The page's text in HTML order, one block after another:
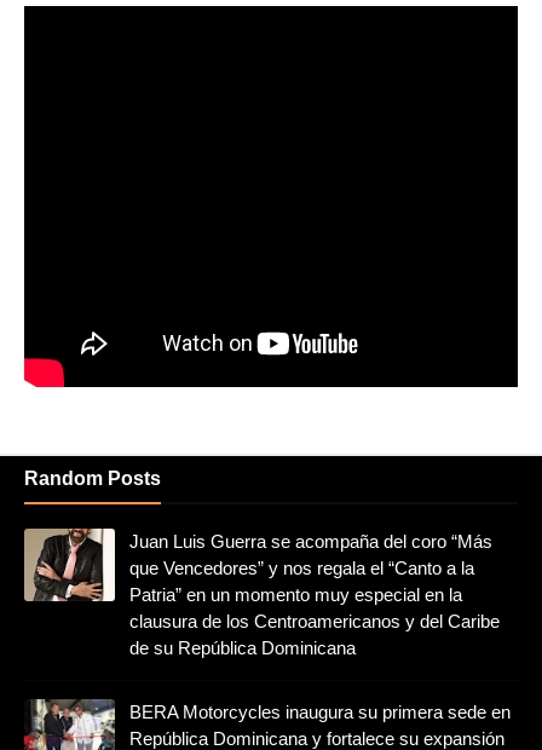
Random Posts
Juan Luis Guerra se acompaña del coro “Más
que Vencedores” y nos regala el “Canto a la
Patria” en un momento muy especial en la
clausura de los Centroamericanos y del Caribe
de su República Dominicana
BERA Motorcycles inaugura su primera sede en
República Dominicana y fortalece su expansión